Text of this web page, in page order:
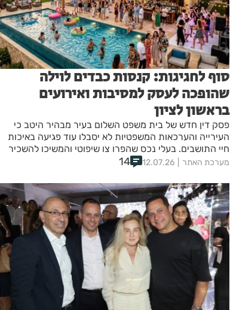
סוף לחגיגות: קנסות כבדים לוילה
שהופכה לעסק למסיבות ואירועים
בראשון לציון
פסק דין חדש של בית משפט השלום בעיר מבהיר היטב כי
העירייה והערכאות המשפטיות לא יסבלו עוד פגיעה באיכות
חיי התושבים. בעלי נכס שהפרו צו שיפוטי והמשיכו להשכיר
וילה למטרות נופש, מסיבות ואירועים רועשים בלב שכונת
על תנאי.
מערכת האתר 12.07.26
14